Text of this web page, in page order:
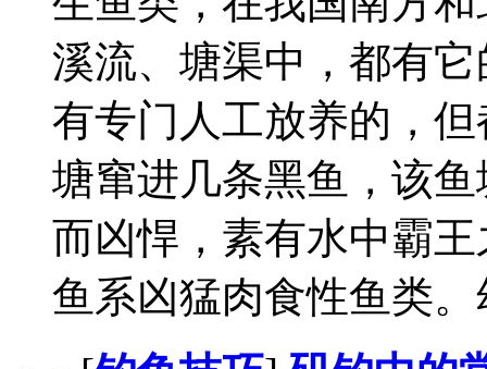
溪流、塘渠中，都有
有专门人工放养的，
塘窜进几条黑鱼，该
而凶悍，素有水中霸
鱼系凶猛肉食性鱼类